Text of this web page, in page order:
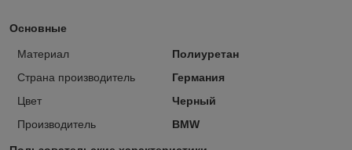
Основные
Материал
Полиуретан
Страна производитель
Германия
Цвет
Черный
Производитель
BMW